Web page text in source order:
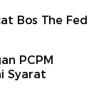
Bos The Fed
PCPM
Syarat